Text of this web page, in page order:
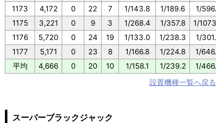
1173
4,172 0 22 7 1/143.8 1/189.6
1/596.0
1175
3,221 0 9 3 1/268.4 1/357.8
1/
1176
5,720 0 24 19 1/133.0 1/238.3
1/301.0
1177
5,171 0 23 8 1/166.8 1/224.8
1/646.3
平均
4,666 0 20 10 1/158.1 1/239.2
1/466.5
設置機種一覧へ戻る
スーパーブラックジャック